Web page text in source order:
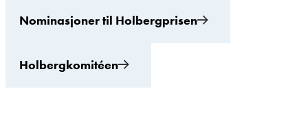
Nominasjoner til Holbergprisen
Holbergkomitéen